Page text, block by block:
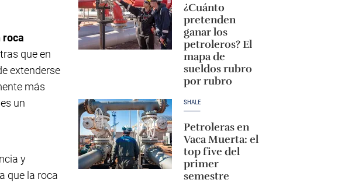
roca
que en
extenderse
más
un
y
que la roca
¿Cuánto
pretenden
ganar los
petroleros? El
mapa de
sueldos rubro
por rubro
SHALE
Petroleras en
Vaca Muerta: el
top five del
primer
semestre